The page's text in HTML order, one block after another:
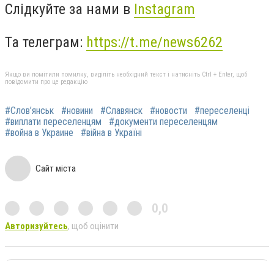
Слідкуйте за нами в Instagram
Та телеграм: https://t.me/news6262
Якщо ви помітили помилку, виділіть необхідний текст і натисніть Ctrl + Enter, щоб
повідомити про це редакцію
#Слов’янськ #новини #Славянск #новости
#переселенці
#виплати переселенцям
#документи переселенцям
#война в Украине
#війна в Україні
Сайт міста
0,0
Авторизуйтесь, щоб оцінити